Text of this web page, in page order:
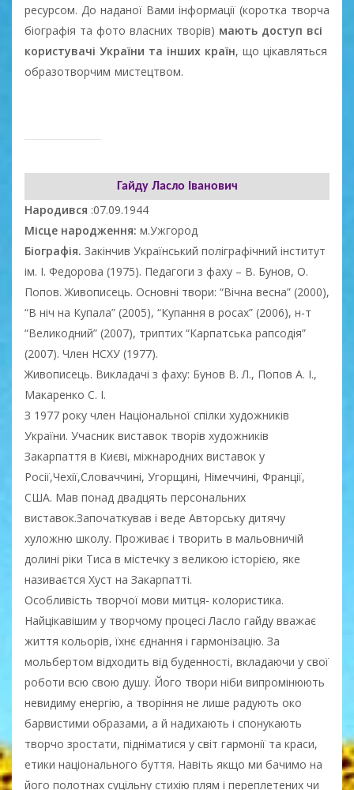
ресурсом. До наданої Вами інформації (коротка творча
біографія та фото власних творів) мають доступ всі
користувачі України та інших країн, що цікавляться
образотворчим мистецтвом.
Гайду Ласло Іванович
Народився :07.09.1944
Місце народження: м.Ужгород
Біографія. Закінчив Український поліграфічний інститут
ім. І. Федорова (1975). Педагоги з фаху – В. Бунов, О.
Попов. Живописець. Основні твори: “Вічна весна” (2000),
“В ніч на Купала” (2005), “Купання в росах” (2006), н-т
“Великодний” (2007), триптих “Карпатська рапсодія”
(2007). Член НСХУ (1977).
Живописець. Викладачі з фаху: Бунов В. Л., Попов А. І.,
Макаренко С. І.
З 1977 року член Національної спілки художників
України. Учасник виставок творів художників
Закарпаття в Києві, міжнародних виставок у
Росії,Чехії,Словаччині, Угорщині, Німеччині, Франції,
США. Мав понад двадцять персональних
виставок.Започаткував і веде Авторську дитячу
хуложню школу. Проживає і творить в мальовничій
долині ріки Тиса в містечку з великою історією, яке
називаєтся Хуст на Закарпатті.
Особливість творчої мови митця- колористика.
Найцікавішим у творчому процесі Ласло гайду вважає
життя кольорів, їхнє єднання і гармонізацію. За
мольбертом відходить від буденності, вкладаючи у свої
роботи всю свою душу. Його твори ніби випромінюють
невидиму енергію, а творіння не лише радують око
барвистими образами, а й надихають і спонукають
творчо зростати, підніматися у світ гармонії та краси,
етики національного буття. Навіть якщо ми бачимо на
його полотнах суцільну стихію плям і переплетених чи